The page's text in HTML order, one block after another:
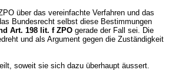
über das vereinfachte Verfahren und das
Bundesrecht selbst diese Bestimmungen
Art. 198 lit. f ZPO gerade der Fall sei. Die
und als Argument gegen die Zuständigkeit
soweit sie sich dazu überhaupt äussert.